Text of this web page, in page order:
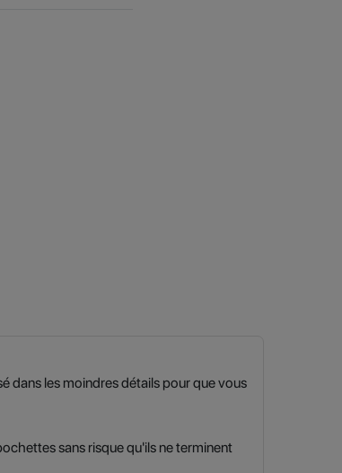
dans les moindres détails pour que vous
sans risque qu'ils ne terminent